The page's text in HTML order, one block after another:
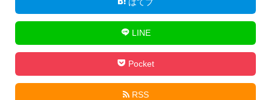
LINE
Pocket
RSS